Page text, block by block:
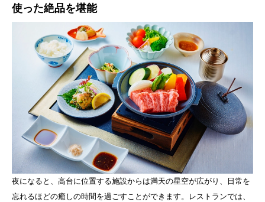
使った絶品を堪能
夜になると、高台に位置する施設からは満天の星空が広がり、日常を
忘れるほどの癒しの時間を過ごすことができます。レストランでは、